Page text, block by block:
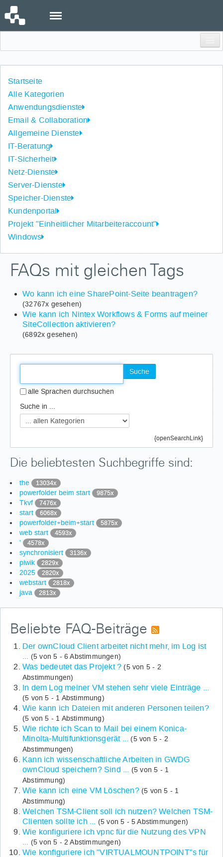
Startseite
Alle Kategorien
Anwendungsdienste
Email & Collaboration
Allgemeine Dienste
IT-Beratung
IT-Sicherheit
Netz-Dienste
Server-Dienste
Speicher-Dienste
Kundenportal
Projekt "Einheitlicher Mitarbeiteraccount"
Windows
FAQs mit gleichen Tags
Wo kann ich eine SharePoint-Seite beantragen?
(32767x gesehen)
Wie kann ich Nintex Workflows & Forms auf meiner
SiteCollection aktivieren?
(6892x gesehen)
Suche
alle Sprachen durchsuchen
Suche in ...
{openSearchLink}
Die beliebtesten Suchbegriffe sind:
the 13034x
powerfolder beim start 9875x
Tkvf 7476x
start 6068x
powerfolder+beim+start 5875x
web start 4593x
' 4578x
synchronisiert 3136x
piwik 2829x
2025 2820x
webstart 2818x
java 2813x
Beliebte FAQ-Beiträge
Der ownCloud Client arbeitet nicht mehr, im Log ist
(5 von 5 - 6 Abstimmungen)
Was bedeutet das Projekt ? (5 von 5 - 2
Abstimmungen)
In dem Log meiner VM stehen sehr viele Einträge ...
(5 von 5 - 1 Abstimmung)
Wie kann ich Dateien mit anderen Personen teilen?
(5 von 5 - 1 Abstimmung)
Wie richte ich Scan to Mail bei einem Konica-
Minolta-Multifunktionsgerät ...
(5 von 5 - 2
Abstimmungen)
Kann ich wissenschaftliche Arbeiten in GWDG
ownCloud speichern? Sind ...
(5 von 5 - 1
Abstimmung)
Wie kann ich eine VM Löschen? (5 von 5 - 1
Abstimmung)
Welchen TSM-Client soll ich nutzen? Welchen TSM-
Clienten sollte ich ...
(5 von 5 - 5 Abstimmungen)
Wie konfiguriere ich vpnc für die Nutzung des VPN
(5 von 5 - 2 Abstimmungen)
Wie konfiguriere ich "VIRTUALMOUNTPOINT"s für